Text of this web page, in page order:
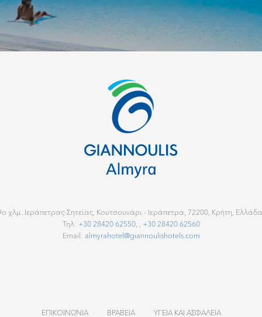
χλμ. Ιεράπετρας-Σητείας, Κουτσουνάρι - Ιεράπετρα, 72200, Κρήτη,
Τηλ: +30 28420 62550, , +30 28420 62560
Email: almyrahotel@giannoulishotels.com
ΕΠΙΚΟΙΝΩΝΊΑ ΒΡΑΒΕΊΑ ΥΓΕΊΑ ΚΑΙ ΑΣΦΆΛΕΙΑ